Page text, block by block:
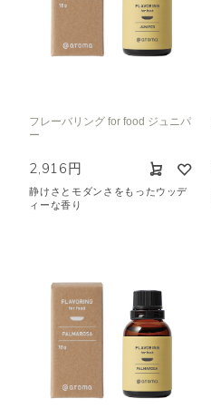
フレーバリング for food ジュニパ
ー
2,916円
静けさとモダンさをもったウッデ
ィーな香り